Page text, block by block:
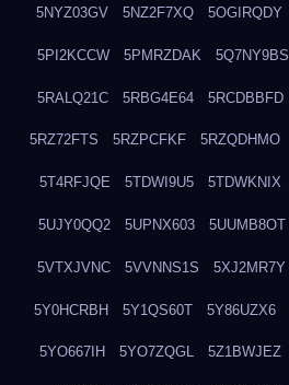
5NYZ03GV 5NZ2F7XQ 5OGIRQDY
5PI2KCCW 5PMRZDAK 5Q7NY9BS
5RALQ21C 5RBG4E64 5RCDBBFD
5RZ72FTS 5RZPCFKF 5RZQDHMO
5T4RFJQE 5TDWI9U5 5TDWKNIX
5UJY0QQ2 5UPNX603 5UUMB8OT
5VTXJVNC 5VVNNS1S 5XJ2MR7Y
5Y0HCRBH 5Y1QS60T 5Y86UZX6
5YO667IH 5YO7ZQGL 5Z1BWJEZ